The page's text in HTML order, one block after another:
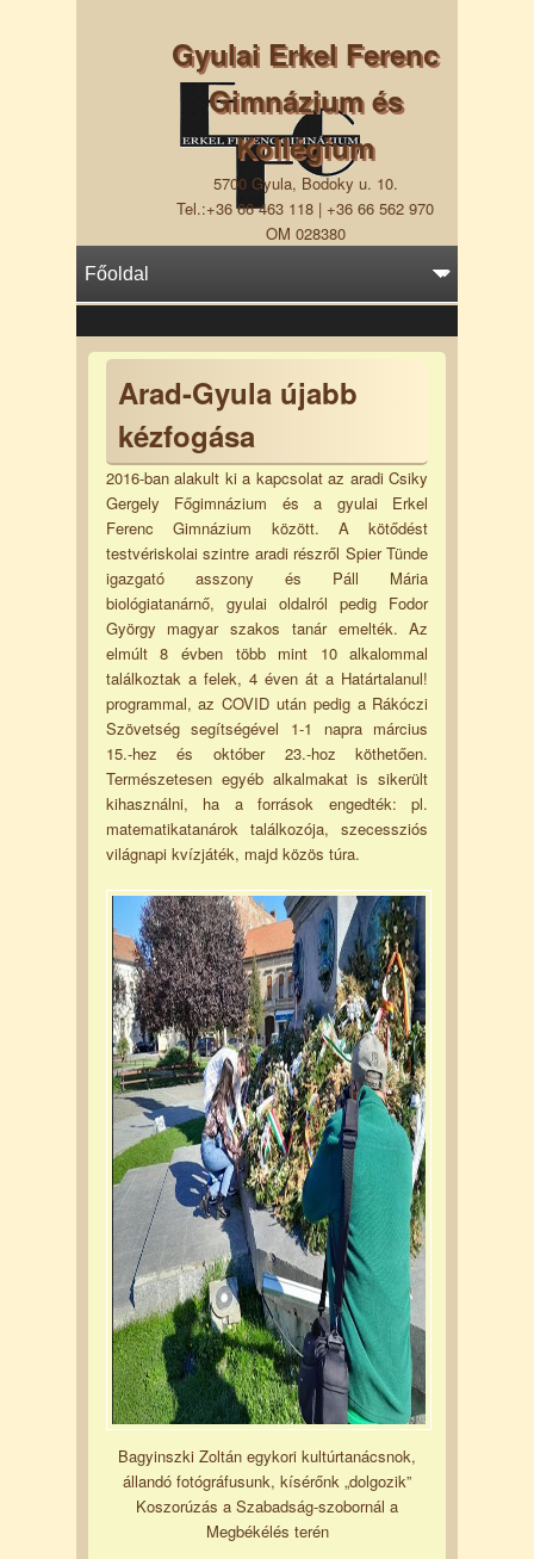
Gyulai Erkel Ferenc
Gimnázium és
Kollégium
5700 Gyula, Bodoky u. 10.
Tel.:+36 66 463 118 | +36 66 562 970
OM 028380
Arad-Gyula újabb
kézfogása
2016-ban alakult ki a kapcsolat az aradi Csiky
Gergely Főgimnázium és a gyulai Erkel
Ferenc Gimnázium között. A kötődést
testvériskolai szintre aradi részről Spier Tünde
igazgató asszony és Páll Mária
biológiatanárnő, gyulai oldalról pedig Fodor
György magyar szakos tanár emelték. Az
elmúlt 8 évben több mint 10 alkalommal
találkoztak a felek, 4 éven át a Határtalanul!
programmal, az COVID után pedig a Rákóczi
Szövetség segítségével 1-1 napra március
15.-hez és október 23.-hoz köthetően.
Természetesen egyéb alkalmakat is sikerült
kihasználni, ha a források engedték: pl.
matematikatanárok találkozója, szecessziós
világnapi kvízjáték, majd közös túra.
Bagyinszki Zoltán egykori kultúrtanácsnok,
állandó fotógráfusunk, kísérőnk „dolgozik”
Koszorúzás a Szabadság-szobornál a
Megbékélés terén